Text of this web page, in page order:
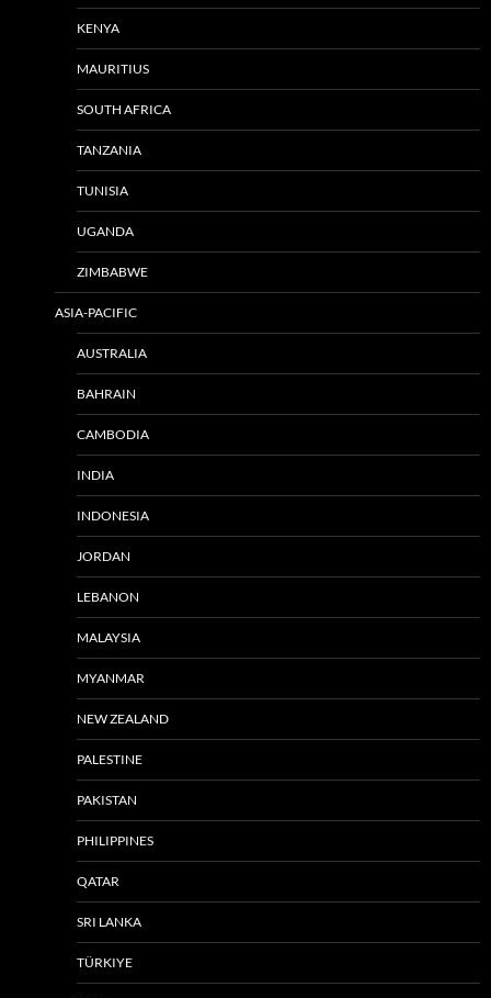
KENYA
MAURITIUS
SOUTH AFRICA
TANZANIA
TUNISIA
UGANDA
ZIMBABWE
ASIA-PACIFIC
AUSTRALIA
BAHRAIN
CAMBODIA
INDIA
INDONESIA
JORDAN
LEBANON
MALAYSIA
MYANMAR
NEW ZEALAND
PALESTINE
PAKISTAN
PHILIPPINES
QATAR
SRI LANKA
TÜRKIYE